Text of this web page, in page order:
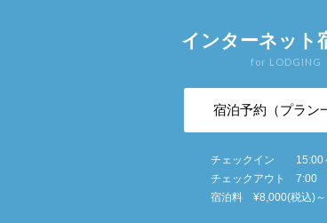
インターネット
for LODGING
宿泊予約（プラン
チェックイン 15:00
チェックアウト 7:00
宿泊料 ¥8,000(税込)～